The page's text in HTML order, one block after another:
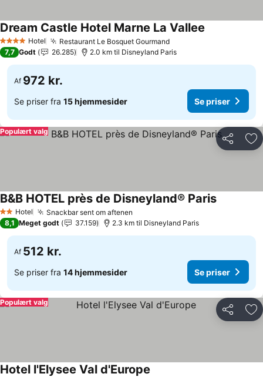
4 StjernerHotel Restaurant Le Bosquet Gourmand
Dream Castle Hotel Marne La Vallee
7,7 Godt 26.285 2.0 km til Disneyland Paris
Af 972 kr.
Se priser fra 15 hjemmesider Se priser
Del
Populært valg
2 Stjerner
Hotel Snackbar sent om aftenen
B&B HOTEL près de Disneyland® Paris
8,1 Meget godt 37.159 2.3 km til Disneyland Paris
Af 512 kr.
Se priser fra 14 hjemmesider Se priser
Del
Populært valg
Hotel l'Elysee Val d'Europe